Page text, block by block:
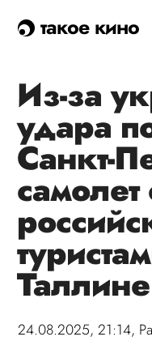
такое кино
Из-за
удара
Санкт-
самолет
Таллине
24.08.2025, 21:14,